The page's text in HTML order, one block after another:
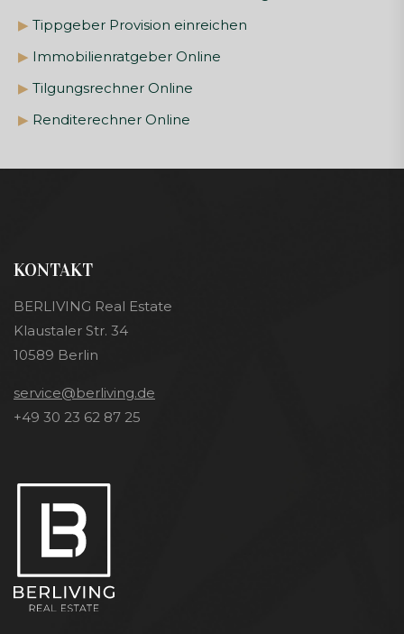
▶ Tippgeber Provision einreichen
▶ Immobilienratgeber Online
▶ Tilgungsrechner Online
▶ Renditerechner Online
KONTAKT
BERLIVING Real Estate
Klaustaler Str. 34
10589 Berlin
service@berliving.de
+49 30 23 62 87 25